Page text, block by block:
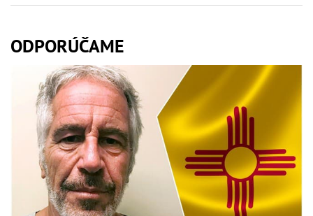
ODPORÚČAME